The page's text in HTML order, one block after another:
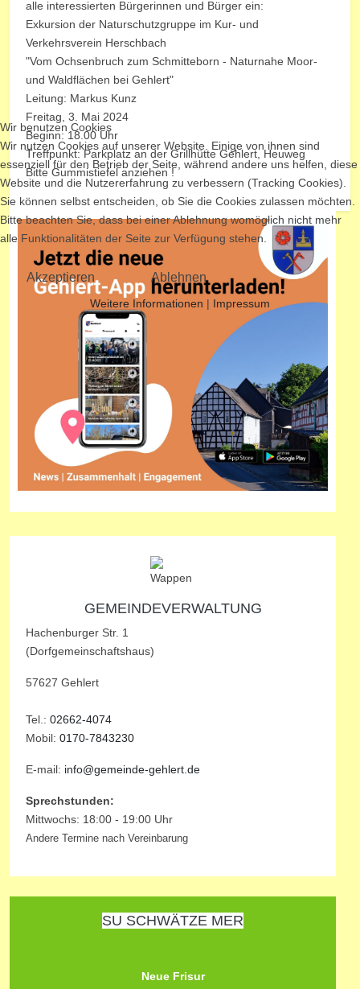
alle interessierten Bürgerinnen und Bürger ein:
Exkursion der Naturschutzgruppe im Kur- und
Verkehrsverein Herschbach
"Vom Ochsenbruch zum Schmitteborn - Naturnahe Moor-
und Waldflächen bei Gehlert"
Leitung: Markus Kunz
Freitag, 3. Mai 2024
Beginn: 18.00 Uhr
Treffpunkt: Parkplatz an der Grillhütte Gehlert, Heuweg
Bitte Gummistiefel anziehen !
GEMEINDEVERWALTUNG
Hachenburger Str. 1
(Dorfgemeinschaftshaus)
57627 Gehlert
Tel.: 02662-4074
Mobil: 0170-7843230
E-mail: info@gemeinde-gehlert.de
Sprechstunden:
Mittwochs: 18:00 - 19:00 Uhr
Andere Termine nach Vereinbarung
SU SCHWÄTZE MER
Neue Frisur
Wir benutzen Cookies
Wir nutzen Cookies auf unserer Website. Einige von ihnen sind
essenziell für den Betrieb der Seite, während andere uns helfen, diese
Website und die Nutzererfahrung zu verbessern (Tracking Cookies).
Sie können selbst entscheiden, ob Sie die Cookies zulassen möchten.
Bitte beachten Sie, dass bei einer Ablehnung womöglich nicht mehr
alle Funktionalitäten der Seite zur Verfügung stehen.
Akzeptieren Ablehnen
Weitere Informationen | Impressum